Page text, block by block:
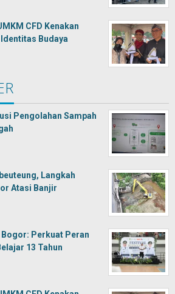
CFD Kenakan
Budaya
Pengolahan Sampah
Langkah
Atasi Banjir
Bogor: Perkuat Peran
13 Tahun